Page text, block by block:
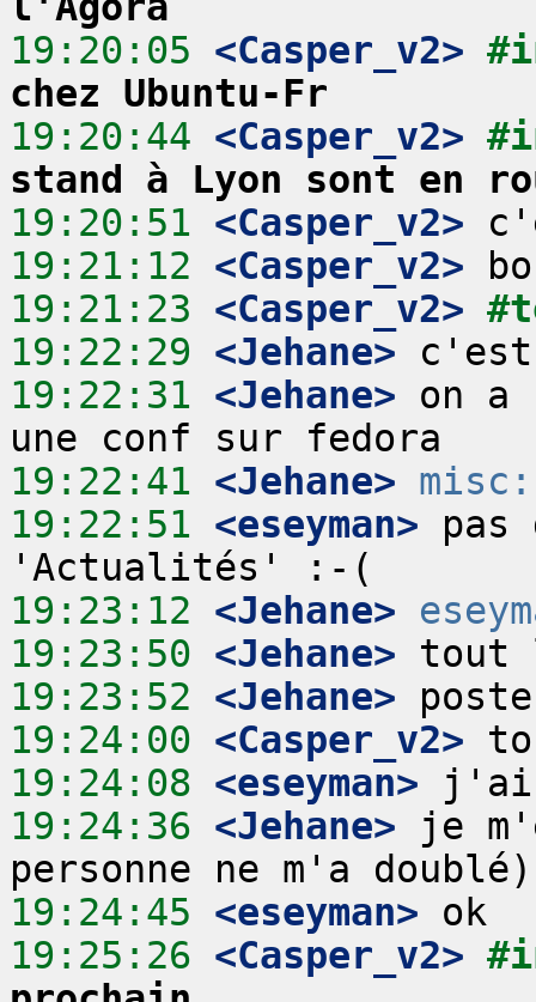
19:20:05 <Casper_v2>
chez Ubuntu-Fr
19:20:44 <Casper_v2>
stand à Lyon sont en
19:20:51 <Casper_v2>
19:21:12 <Casper_v2>
19:21:23 <Casper_v2>
19:22:29 <Jehane>
19:22:31 <Jehane> on a
19:22:41 <Jehane> misc:
19:22:51 <eseyman> pas
19:23:12 <Jehane>
19:23:50 <Jehane>
19:23:52 <Jehane>
19:24:00 <Casper_v2>
19:24:08 <eseyman>
19:24:36 <Jehane> je
19:24:45 <eseyman>
19:25:26 <Casper_v2>